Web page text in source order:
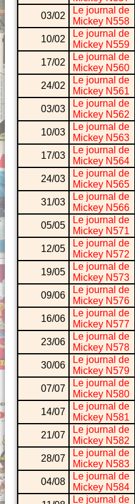
03/02
Le journal de
Mickey N558
10/02
Le journal de
Mickey N559
17/02
Le journal de
Mickey N560
24/02
Le journal de
Mickey N561
03/03
Le journal de
Mickey N562
10/03
Le journal de
Mickey N563
17/03
Le journal de
Mickey N564
24/03
Le journal de
Mickey N565
31/03
Le journal de
Mickey N566
05/05
Le journal de
Mickey N571
12/05
Le journal de
Mickey N572
19/05
Le journal de
Mickey N573
09/06
Le journal de
Mickey N576
16/06
Le journal de
Mickey N577
23/06
Le journal de
Mickey N578
30/06
Le journal de
Mickey N579
07/07
Le journal de
Mickey N580
14/07
Le journal de
Mickey N581
21/07
Le journal de
Mickey N582
28/07
Le journal de
Mickey N583
04/08
Le journal de
Mickey N584
Le journal de